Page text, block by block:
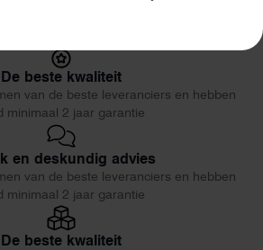
De beste kwaliteit
van de beste leveranciers en hebben
minimaal 2 jaar garantie
en deskundig advies
van de beste leveranciers en hebben
minimaal 2 jaar garantie
De beste kwaliteit